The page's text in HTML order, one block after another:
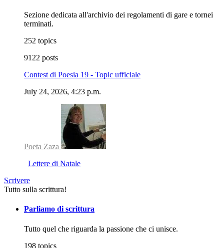
Sezione dedicata all'archivio dei regolamenti di gare e tornei
terminati.
252 topics
9122 posts
Contest di Poesia 19 - Topic ufficiale
July 24, 2026, 4:23 p.m.
Poeta Zaza
Lettere di Natale
Scrivere
Tutto sulla scrittura!
Parliamo di scrittura
Tutto quel che riguarda la passione che ci unisce.
198 topics